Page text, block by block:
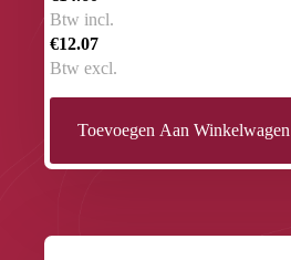
Btw incl.
€12.07
Btw excl.
Toevoegen Aan Winkelwagen